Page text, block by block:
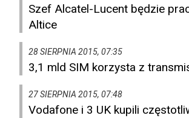
Szef Alcatel-Lucent będzie
Altice
28 SIERPNIA 2015, 07:35
3,1 mld SIM korzysta z
27 SIERPNIA 2015, 07:48
Vodafone i 3 UK kupili